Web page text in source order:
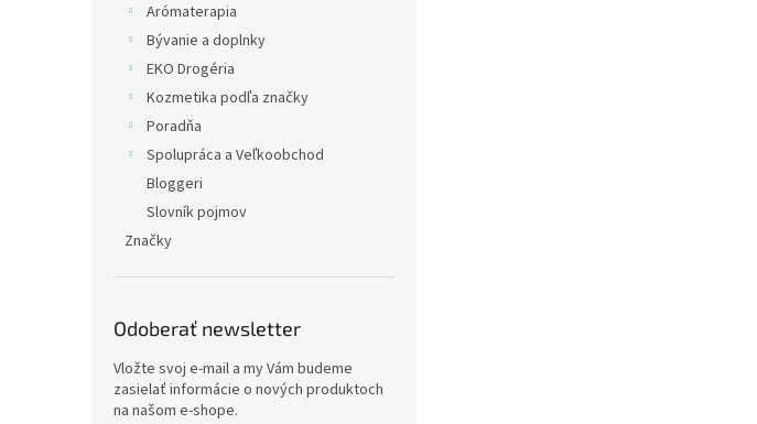
Arómaterapia
Bývanie a doplnky
EKO Drogéria
Kozmetika podľa značky
Poradňa
Spolupráca a Veľkoobchod
Bloggeri
Slovník pojmov
Značky
Odoberať newsletter
Vložte svoj e-mail a my Vám budeme
zasielať informácie o nových produktoch
na našom e-shope.